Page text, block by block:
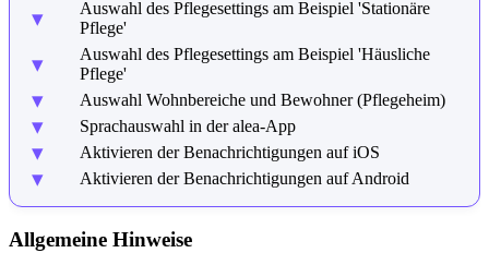
Auswahl des Pflegesettings am Beispiel 'Stationäre
Pflege'
Auswahl des Pflegesettings am Beispiel 'Häusliche
Pflege'
Auswahl Wohnbereiche und Bewohner (Pflegeheim)
Sprachauswahl in der alea-App
Aktivieren der Benachrichtigungen auf iOS
Aktivieren der Benachrichtigungen auf Android
Allgemeine Hinweise